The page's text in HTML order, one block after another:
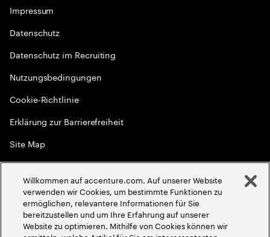
Impressum
Datenschutz
Datenschutz im Recruiting
Nutzungsbedingungen
Cookie-Richtlinie
Erklärung zur Barrierefreiheit
Site Map
Globale Meritokratie
2026Accenture. Alle Rechte vorbehalten
Willkommen auf accenture.com. Auf unserer Website
verwenden wir Cookies, um bestimmte Funktionen zu
ermöglichen, relevantere Informationen für Sie
bereitzustellen und um Ihre Erfahrung auf unserer
Website zu optimieren. Mithilfe von Cookies können wir